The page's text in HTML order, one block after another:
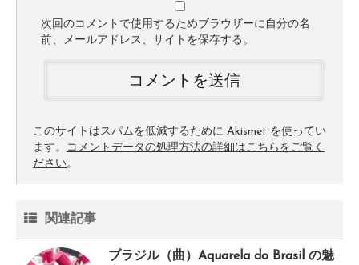
次回のコメントで使用するためブラウザーに自分の名
前、メールアドレス、サイトを保存する。
このサイトはスパムを低減するために Akismet を使ってい
ます。
コメントデータの処理方法の詳細はこちらをご覧く
ださい。
関連記事
ブラジル（曲）Aquarela do Brasil の魅